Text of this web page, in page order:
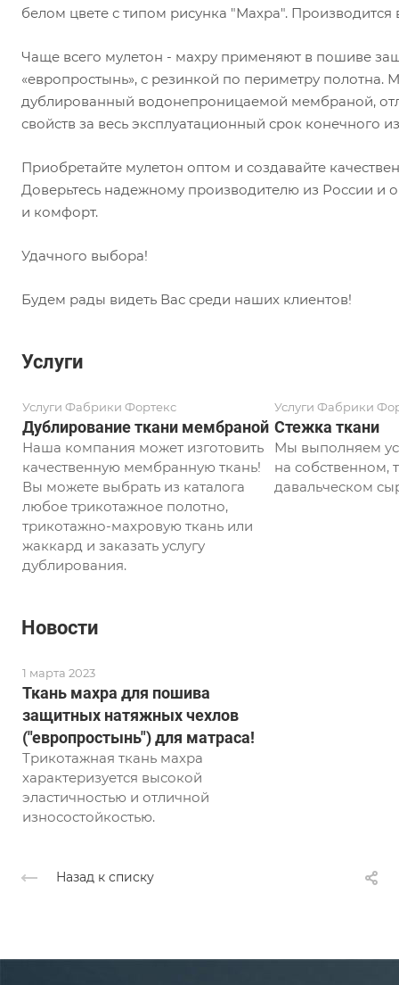
белом цвете с типом рисунка "Махра".
Чаще всего мулетон - махру применяют в пошиве
«европростынь», с резинкой по периметру полотна.
дублированный водонепроницаемой мембраной,
свойств за весь эксплуатационный срок конечного
Приобретайте мулетон оптом и создавайте
Доверьтесь надежному производителю из России и
и комфорт.
Удачного выбора!
Будем рады видеть Вас среди наших клиентов!
Услуги
Услуги Фабрики Фортекс
Дублирование ткани мембраной
Наша компания может изготовить
качественную мембранную ткань!
Вы можете выбрать из каталога
любое трикотажное полотно,
трикотажно-махровую ткань или
жаккард и заказать услугу
дублирования.
Услуги Фабрики
Стежка ткани
Мы выполняем
на собственном,
давальческом
Новости
1 марта 2023
Ткань махра для пошива
защитных натяжных чехлов
("европростынь") для матраса!
Трикотажная ткань махра
характеризуется высокой
эластичностью и отличной
износостойкостью.
Назад к списку